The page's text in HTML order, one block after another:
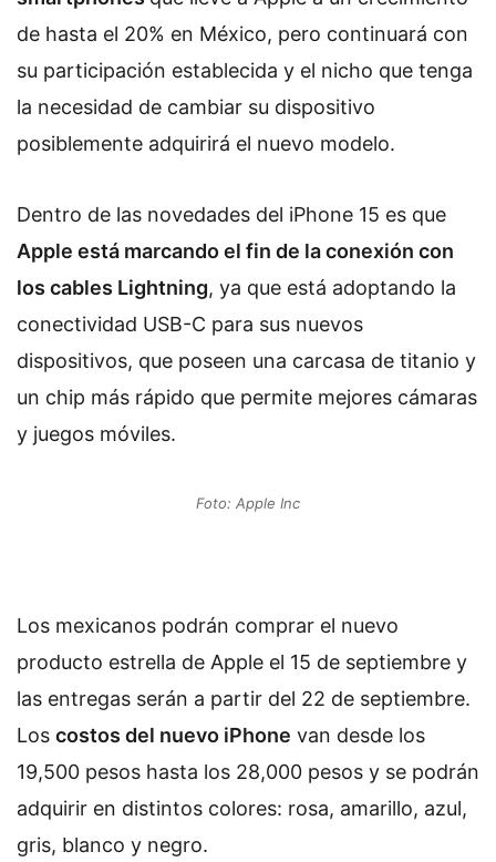
de hasta el 20% en México, pero continuará con
su participación establecida y el nicho que tenga
la necesidad de cambiar su dispositivo
posiblemente adquirirá el nuevo modelo.
Dentro de las novedades del iPhone 15 es que
Apple está marcando el fin de la conexión con
los cables Lightning, ya que está adoptando la
conectividad USB-C para sus nuevos
dispositivos, que poseen una carcasa de titanio y
un chip más rápido que permite mejores cámaras
y juegos móviles.
Foto: Apple Inc
Los mexicanos podrán comprar el nuevo
producto estrella de Apple el 15 de septiembre y
las entregas serán a partir del 22 de septiembre.
Los costos del nuevo iPhone van desde los
19,500 pesos hasta los 28,000 pesos y se podrán
adquirir en distintos colores: rosa, amarillo, azul,
gris, blanco y negro.